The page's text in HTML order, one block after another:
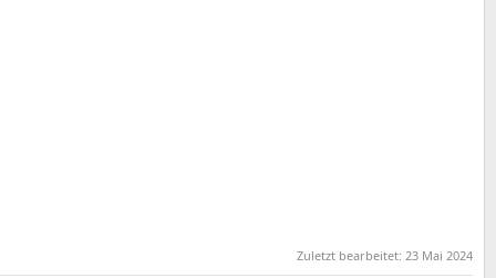
Zuletzt bearbeitet: 23 Mai 2024